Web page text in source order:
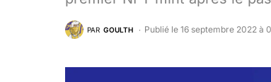
PAR GOULTH Publié le 16 septembre 2022 à